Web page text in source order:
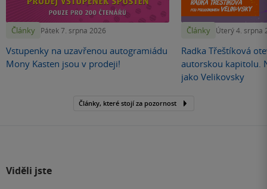
Články Pátek 7. srpna 2026
Vstupenky na uzavřenou autogramiádu
Mony Kasten jsou v prodeji!
Články Úterý 4. srpna
Radka Třeštíková
autorskou kapitolu.
jako Velikovsky
Články, které stojí za pozornost
Viděli jste